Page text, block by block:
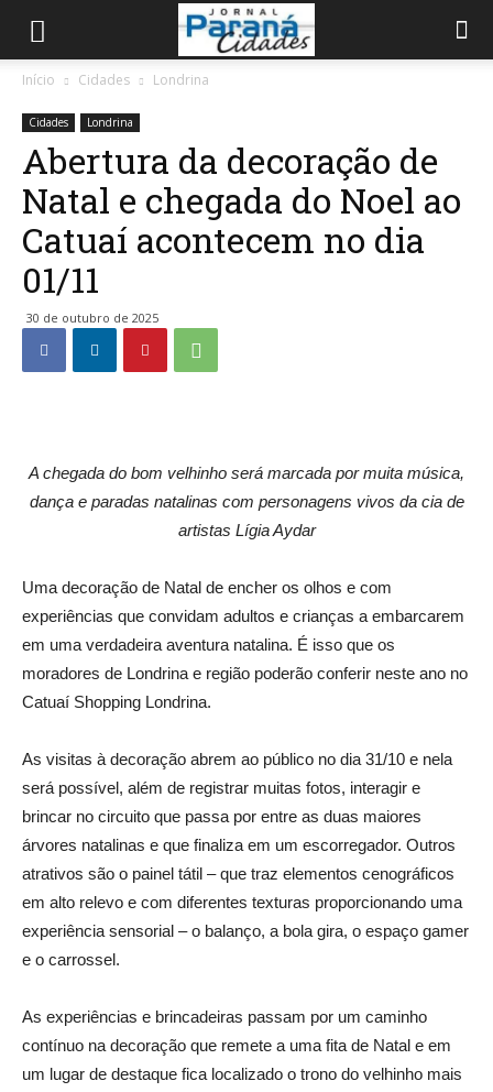
Início Cidades Londrina
Cidades Londrina
Abertura da decoração de
Natal e chegada do Noel ao
Catuaí acontecem no dia
01/11
30 de outubro de 2025
A chegada do bom velhinho será marcada por muita música,
dança e paradas natalinas com personagens vivos da cia de
artistas Lígia Aydar
Uma decoração de Natal de encher os olhos e com
experiências que convidam adultos e crianças a embarcarem
em uma verdadeira aventura natalina. É isso que os
moradores de Londrina e região poderão conferir neste ano no
Catuaí Shopping Londrina.
As visitas à decoração abrem ao público no dia 31/10 e nela
será possível, além de registrar muitas fotos, interagir e
brincar no circuito que passa por entre as duas maiores
árvores natalinas e que finaliza em um escorregador. Outros
atrativos são o painel tátil – que traz elementos cenográficos
em alto relevo e com diferentes texturas proporcionando uma
experiência sensorial – o balanço, a bola gira, o espaço gamer
e o carrossel.
As experiências e brincadeiras passam por um caminho
contínuo na decoração que remete a uma fita de Natal e em
um lugar de destaque fica localizado o trono do velhinho mais